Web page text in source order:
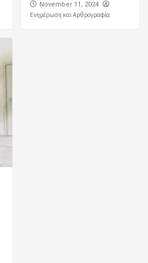
November 11, 2024
Ενημέρωση και Αρθρογραφία